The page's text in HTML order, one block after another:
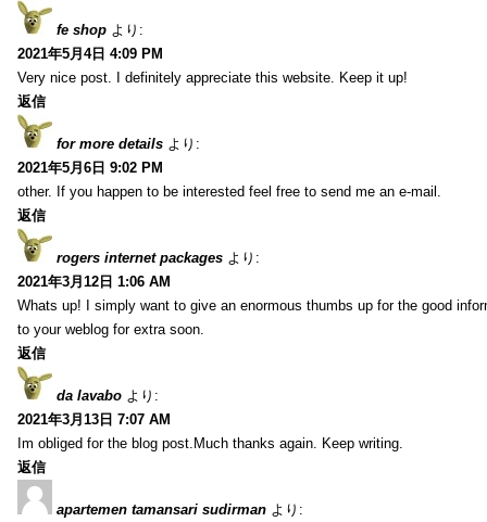
fe shop より:
2021年5月4日 4:09 PM
Very nice post. I definitely appreciate this website. Keep it up!
返信
for more details より:
2021年5月6日 9:02 PM
other. If you happen to be interested feel free to send me an e-mail.
返信
rogers internet packages より:
2021年3月12日 1:06 AM
Whats up! I simply want to give an enormous thumbs up for the good
to your weblog for extra soon.
返信
da lavabo より:
2021年3月13日 7:07 AM
Im obliged for the blog post.Much thanks again. Keep writing.
返信
apartemen tamansari sudirman より: